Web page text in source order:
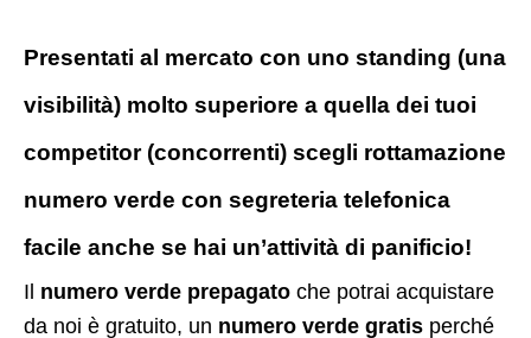
Presentati al mercato con uno standing (una
visibilità) molto superiore a quella dei tuoi
competitor (concorrenti) scegli rottamazione
numero verde con segreteria telefonica
facile anche se hai un’attività di panificio!
Il numero verde prepagato che potrai acquistare
da noi è gratuito, un numero verde gratis perché